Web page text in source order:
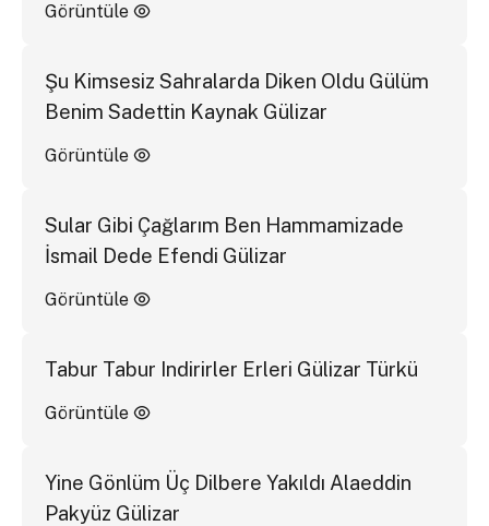
Görüntüle
Şu Kimsesiz Sahralarda Diken Oldu Gülüm
Benim Sadettin Kaynak Gülizar
Görüntüle
Sular Gibi Çağlarım Ben Hammamizade
İsmail Dede Efendi Gülizar
Görüntüle
Tabur Tabur Indirirler Erleri Gülizar Türkü
Görüntüle
Yine Gönlüm Üç Dilbere Yakıldı Alaeddin
Pakyüz Gülizar